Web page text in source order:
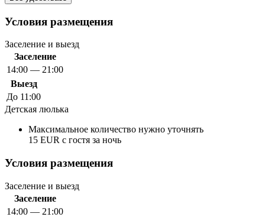
Условия размещения
Заселение и выезд
Заселение
14:00 — 21:00
Выезд
До 11:00
Детская люлька
Максимальное количество нужно уточнять
15 EUR с гостя за ночь
Условия размещения
Заселение и выезд
Заселение
14:00 — 21:00